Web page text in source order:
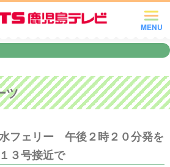
MENU
ツ
水フェリー 午後２時２０分発を
３号接近で